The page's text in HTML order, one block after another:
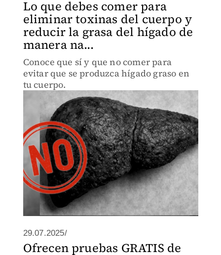
Lo que debes comer para
eliminar toxinas del cuerpo y
reducir la grasa del hígado de
manera na...
Conoce que sí y que no comer para
evitar que se produzca hígado graso en
tu cuerpo.
29.07.2025/
Ofrecen pruebas GRATIS de